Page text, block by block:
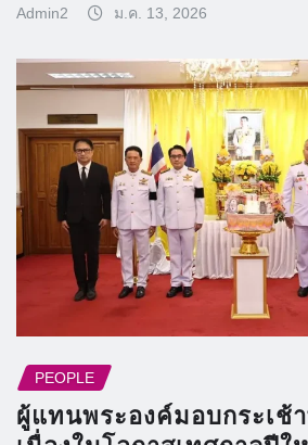
Admin2 ม.ค. 13, 2026
PEOPLE
ผู้แทนพระองค์มอบกระเช้